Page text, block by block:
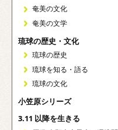
奄美の文化
奄美の文学
琉球の歴史・文化
琉球の歴史
琉球を知る・語る
琉球の文化
小笠原シリーズ
3.11 以降を生きる